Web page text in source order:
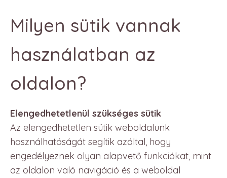
Milyen sütik vannak
használatban az
oldalon?
Elengedhetetlenül szükséges sütik
Az elengedhetetlen sütik weboldalunk
használhatóságát segítik azáltal, hogy
engedélyeznek olyan alapvető funkciókat, mint
az oldalon való navigáció és a weboldal